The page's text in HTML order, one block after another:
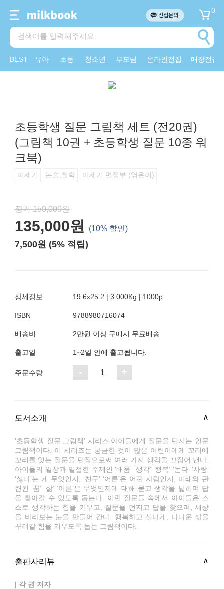
0
BEST 유아 초등 청소년 부모님 온라인전집 매장전집
초등학생 질문 그림책 세트 (전20권)
(그림책 10권 + 초등학생 질문 10종 워
크북)
미세기 논술,철학 미세기 편집부 (엮은이)
정가 150,000원
135,000원 (10% 할인)
7,500원 (5% 적립)
상세정보 19.6x25.2 | 3.000Kg | 1000p
ISBN 9788980716074
배송비 2만원 이상 구매시 무료배송
출고일 1~2일 안에 출고됩니다.
주문수량 - 1 +
도서소개
'초등학생 질문 그림책' 시리즈 아이들에게 질문을 던지는 인문
그림책이다. 이 시리즈는 궁금한 것이 많은 어린이에게 꼬리에
꼬리를 잇는 질문을 던짐으로써 여러 가지 생각을 끄집어 낸다.
아이들의 일상과 밀접한 주제인 ‘배움’ ‘생각’ ‘행복’ ‘논다’ ‘사랑’
‘싫다’는 게 무엇인지, ‘친구’ ‘어른’은 어떤 사람인지, 미래와 관
련된 ‘꿈’ ‘삶’ ‘어른’은 무엇인지에 대해 묻고 생각을 넓히며 답
을 찾아갈 수 있도록 돕는다. 이런 질문들 속에서 아이들은 스
스로 생각하는 힘을 키우고, 질문을 던지고 답을 찾으며, 세상
을 바라보는 눈을 만들어 간다. 행복하고 신나게, 나다운 삶을
꾸려갈 힘을 키우도록 돕는 그림책이다.
출판사리뷰
| 각 권 저자